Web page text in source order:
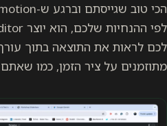
לכם לראות את התוצאה בתוך
מתוזמנים על ציר הזמן, כמו שאתם